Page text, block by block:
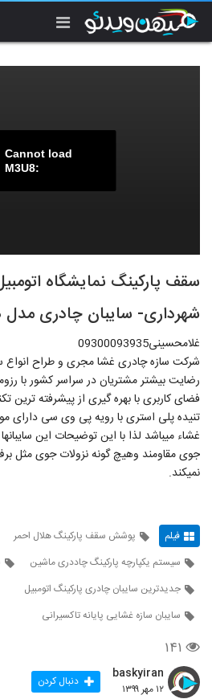
Cannot load
M3U8:
سقف پارکینگ نمایشگاه
شهرداری- سایبان چادری مدل
غلامحسینی09300093935
شرکت سازه چادری غشا مجری و طراح
رضایت بیشتر مشتریان در سراسر کشور با
فضای کاربری با بهره گیری از پیشرفته ترین
تنیده پلی استری با رویه پی وی سی دارای
غشاء میباشد لذا با این توضیحات این سایبانها
جوی مقاومند وهیچ گونه نزولات جوی مثل
نمیکند.
فیلم پوشش سقف پارکینگ هلال احمر
سیستم یکپارچه پارکینگ چاددری ماشین
جدیدترین سایبان چادری پارکینگ اتومبیل
سایبان سازه غشایی پایانه تاکسیرانی
۱۴۱
baskyiran
۱۲ مهر ۱۳۹۹ دنبال کردن